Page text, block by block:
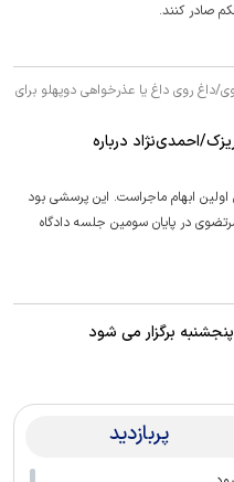
صادر کنند.
داغ روی داغ یا عذرخواهی دوپهلو برای
احمدی‌نژاد درباره
ابهام ماجراست. این پرسشی بود
در پایان سومین جلسه دادگاه
برگزار می شود
پربازدید